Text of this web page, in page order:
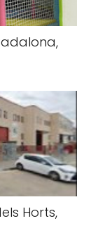
Horts,